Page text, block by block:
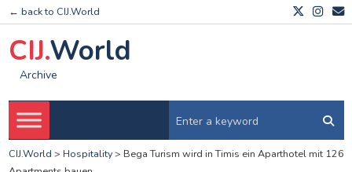
← back to CIJ.World
CIJ.World
Archive
CIJ.World > Hospitality> Bega Turism wird in Timis ein Aparthotel mit 126